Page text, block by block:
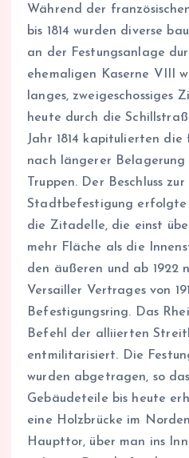
Während der
bis 1814 wurden diverse
an der Festungsanlage
ehemaligen Kaserne VIII
langes, zweigeschossiges
heute durch die
Jahr 1814 kapitulierten die
nach längerer Belagerung
Truppen. Der Beschluss
Stadtbefestigung erfolgte
die Zitadelle, die einst
mehr Fläche als die
den äußeren und ab 1922
Versailler Vertrages von
Befestigungsring. Das
Befehl der alliierten
entmilitarisiert. Die
wurden abgetragen, so
Gebäudeteile bis heute
eine Holzbrücke im
Haupttor, über man ins